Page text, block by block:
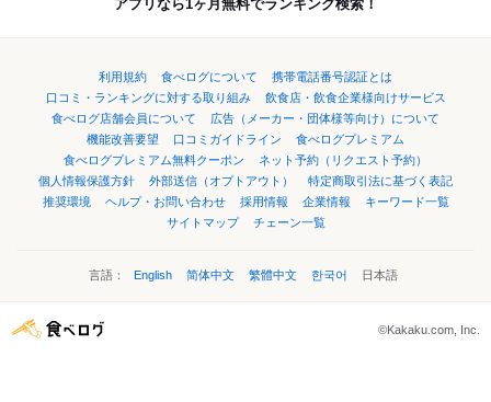
アプリなら1ヶ月無料でランキング検索！
利用規約 食べログについて
携帯電話番号認証とは
口コミ・ランキングに対する取り組み
飲食店・飲食企業様向けサービス
食べログ店舗会員について
広告（メーカー・団体様等向け）について
機能改善要望
口コミガイドライン
食べログプレミアム
食べログプレミアム無料クーポン
ネット予約（リクエスト予約）
個人情報保護方針
外部送信（オプトアウト）
特定商取引法に基づく表記
推奨環境
ヘルプ・お問い合わせ 採用情報 企業情報
キーワード一覧
サイトマップ
チェーン一覧
言語： English 简体中文 繁體中文 한국어 日本語
©Kakaku.com, Inc.